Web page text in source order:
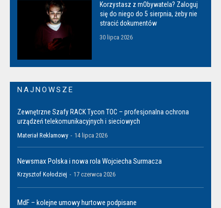
Korzystasz z mObywatela? Zaloguj
się do niego do 5 sierpnia, żeby nie
stracić dokumentów
30 lipca 2026
NAJNOWSZE
Zewnętrzne Szafy RACK Tycon TOC – profesjonalna ochrona
urządzeń telekomunikacyjnych i sieciowych
Materiał Reklamowy - 14 lipca 2026
Newsmax Polska i nowa rola Wojciecha Surmacza
Krzysztof Kołodziej - 17 czerwca 2026
MdF – kolejne umowy hurtowe podpisane